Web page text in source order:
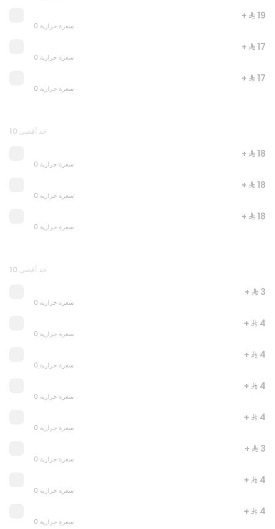
Let's meal
0 سعرة حرارية
⁨⁦‪‬ 59⁩
+ ⁨⁦‪‬ 19⁩
0 سعرة حرارية
+ ⁨⁦‪‬ 17⁩
0 سعرة حرارية
+ ⁨⁦‪‬ 17⁩
0 سعرة حرارية
حد أقصى 10
+ ⁨⁦‪‬ 18⁩
0 سعرة حرارية
+ ⁨⁦‪‬ 18⁩
0 سعرة حرارية
+ ⁨⁦‪‬ 18⁩
0 سعرة حرارية
حد أقصى 10
+ ⁨⁦‪‬ 3⁩
0 سعرة حرارية
+ ⁨⁦‪‬ 4⁩
0 سعرة حرارية
+ ⁨⁦‪‬ 4⁩
0 سعرة حرارية
+ ⁨⁦‪‬ 4⁩
0 سعرة حرارية
+ ⁨⁦‪‬ 4⁩
0 سعرة حرارية
+ ⁨⁦‪‬ 3⁩
0 سعرة حرارية
+ ⁨⁦‪‬ 4⁩
0 سعرة حرارية
+ ⁨⁦‪‬ 4⁩
0 سعرة حرارية